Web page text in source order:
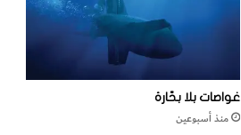
ا
ئ
ل
ة
غواصات بلا بحّارة
منذ أسبوعين